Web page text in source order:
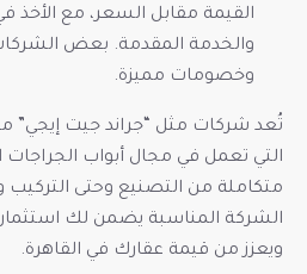
القيمة مقابل السعر، مع الأخذ في
والخدمة المقدمة. بعض
وخصومات مميزة.
تُعد شركات مثل “جراند جيت إيجي”
التي تعمل في مجال أبواب الجراجات
متكاملة من التصنيع وحتى التركيب
الشركة المناسبة يضمن لك استثماراً
ويعزز من قيمة عقارك في القاهرة.